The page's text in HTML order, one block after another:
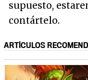
supuesto,
contártelo.
ARTÍCULOS